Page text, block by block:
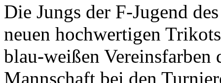
Die Jungs der F-Jugend
neuen hochwertigen
blau-weißen Vereinsfarben
Mannschaft bei den